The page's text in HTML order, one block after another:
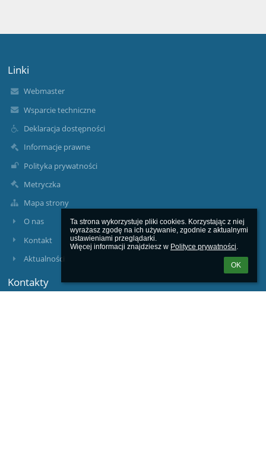
Ta strona wykorzystuje pliki cookies. Korzystając z niej
wyrażasz zgodę na ich używanie, zgodnie z aktualnymi
ustawieniami przeglądarki.
Więcej informacji znajdziesz w Polityce prywatności.
OK
Linki
Webmaster
Wsparcie techniczne
Deklaracja dostępności
Informacje prawne
Polityka prywatności
Metryczka
Mapa strony
O nas
Kontakt
Aktualności
Kontakty